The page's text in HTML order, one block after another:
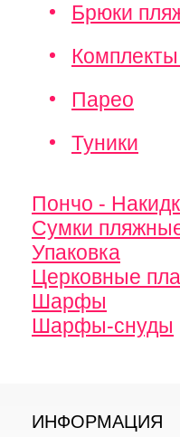
Брюки
Парео
Туники
Пончо -
Сумки
Упаковка
Церковные
Шарфы
Шарфы-снуды
ИНФОРМАЦИЯ